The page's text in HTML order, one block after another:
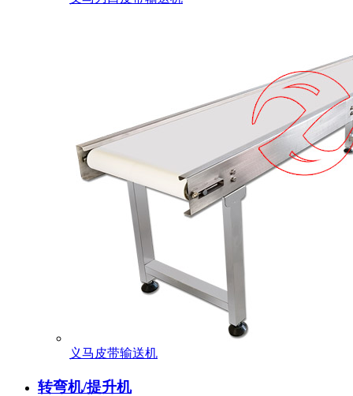
义马皮带输送机
转弯机/提升机